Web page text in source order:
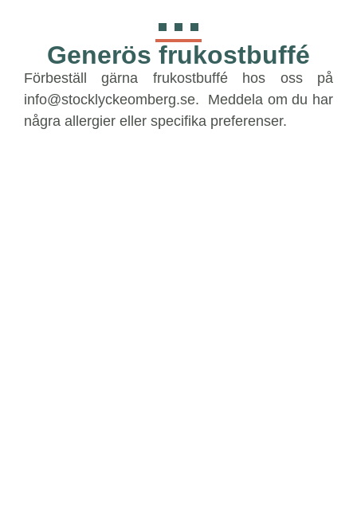
Generös frukostbuffé
Förbeställ gärna frukostbuffé hos oss på
info@stocklyckeomberg.se. Meddela om du har
några allergier eller specifika preferenser.